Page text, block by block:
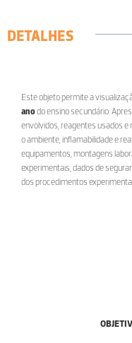
DETALHES
Este objeto permite a
anodo ensino secundário.
envolvidos, reagentes usados e
o ambiente, inflamabilidade e
equipamentos, montagens
experimentais, dados de
dos procedimentos